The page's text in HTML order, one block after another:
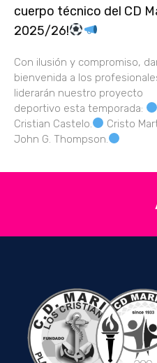
cuerpo técnico del CD
2025/26!
Con ilusión y compromiso,
bienvenida a los
liderarán nuestro proyecto
deportivo esta temporada:
Cristian Castelo.
Cristo
John G. Thompson.